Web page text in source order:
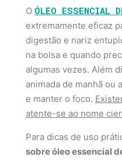
O ÓLEO ESSENCIAL
extremamente eficaz
digestão e nariz
na bolsa e quando
algumas vezes. Além
animada de manhã ou
e manter o foco.
atente-se ao nome
Para dicas de uso
sobre óleo essencial